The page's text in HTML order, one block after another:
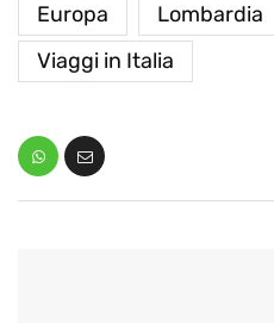
Europa Lombardia
Viaggi in Italia